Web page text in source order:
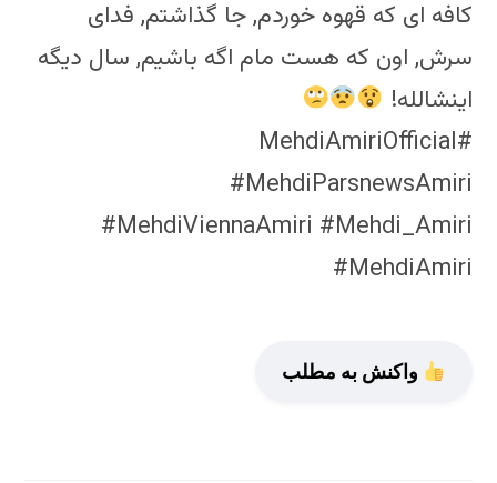
کافه ای که قهوه خوردم, جا گذاشتم, فدای
سرش, اون که هست مام اگه باشیم, سال دیگه
اینشالله!
#MehdiAmiriOfficial
#MehdiParsnewsAmiri
#MehdiViennaAmiri #Mehdi_Amiri
#MehdiAmiri
واکنش به مطلب